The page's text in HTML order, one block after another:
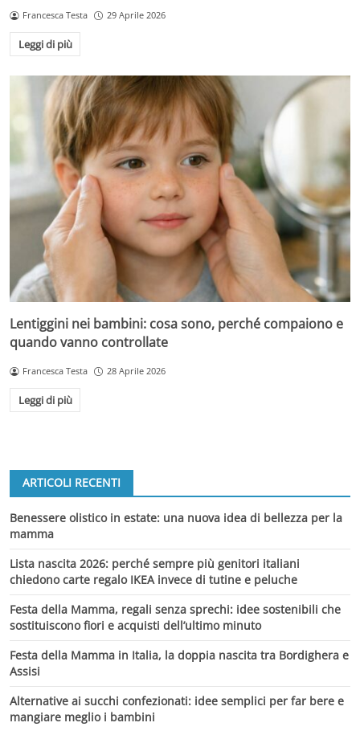
Francesca Testa 29 Aprile 2026
Leggi di più
Lentiggini nei bambini: cosa sono, perché compaiono e
quando vanno controllate
Francesca Testa 28 Aprile 2026
Leggi di più
ARTICOLI RECENTI
Benessere olistico in estate: una nuova idea di bellezza per la
mamma
Lista nascita 2026: perché sempre più genitori italiani
chiedono carte regalo IKEA invece di tutine e peluche
Festa della Mamma, regali senza sprechi: idee sostenibili che
sostituiscono fiori e acquisti dell’ultimo minuto
Festa della Mamma in Italia, la doppia nascita tra Bordighera e
Assisi
Alternative ai succhi confezionati: idee semplici per far bere e
mangiare meglio i bambini